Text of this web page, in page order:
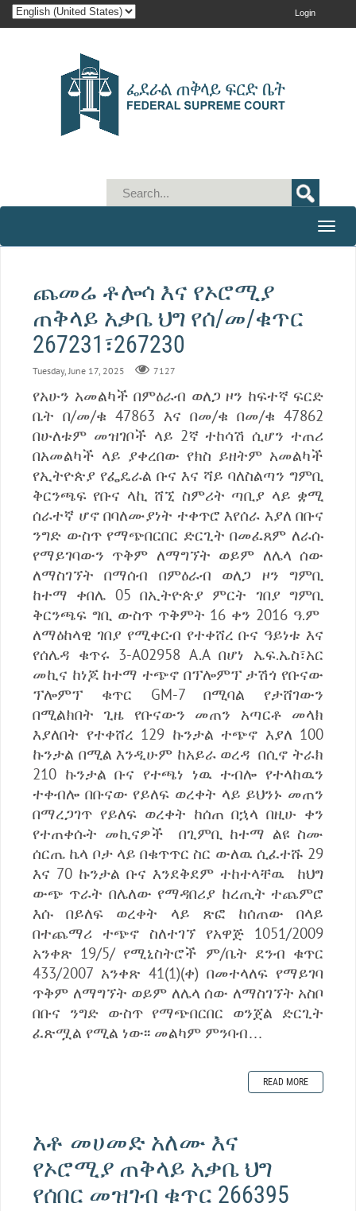
Login
Toggle
ጨመሬ ቶሎሳ እና የኦሮሚያ
ጠቅላይ አቃቤ ህግ የሰ/መ/ቁጥር
267231፣267230
Tuesday, June 17, 2025 7127
የአሁን አመልካች በምዕራብ ወለጋ ዞን ከፍተኛ ፍርድ
ቤት በ/መ/ቁ 47863 እና በመ/ቁ በመ/ቁ 47862
በሁለቱም መዝገቦች ላይ 2ኛ ተከሳሽ ሲሆን ተጠሪ
በአመልካች ላይ ያቀረበው የክስ ይዘትም አመልካች
የኢትዮጵያ የፌዴራል ቡና እና ሻይ ባለስልጣን ግምቢ
ቅርንጫፍ የቡና ላኪ ሸኚ ስምሪት ጣቢያ ላይ ቋሚ
ሰራተኛ ሆኖ በባለሙያነት ተቀጥሮ እየሰራ እያለ በቡና
ንግድ ውስጥ የማጭበርበር ድርጊት በመፈጸም ለራሱ
የማይገባውን ጥቅም ለማግኘት ወይም ለሌላ ሰው
ለማስገኘት በማሰብ በምዕራብ ወለጋ ዞን ግምቢ
ከተማ ቀበሌ 05 በኢትዮጵያ ምርት ገበያ ግምቢ
ቅርንጫፍ ግቢ ውስጥ ጥቅምት 16 ቀን 2016 ዓ.ም
ለማዕከላዊ ገበያ የሚቀርብ የተቀሸረ ቡና ዓይነቱ እና
የሰሌዳ ቁጥሩ 3-A02958 A.A በሆነ ኤፍ.ኤስ፣አር
መኪና ከነጆ ከተማ ተጭኖ በፕሎምፕ ታሽጎ የቡናው
ፕሎምፕ ቁጥር GM-7 በሚባል የታሸገውን
በሚልክበት ጊዜ የቡናውን መጠን አጣርቶ መላክ
እያለበት የተቀሸረ 129 ኩንታል ተጭኖ እያለ 100
ኩንታል በሚል እንዲሁም ከአይራ ወረዳ በሲኖ ትራክ
210 ኩንታል ቡና የተጫነ ነዉ ተብሎ የተላከዉን
ተቀብሎ በቡናው የይለፍ ወረቀት ላይ ይህንኑ መጠን
በማረጋገጥ የይለፍ ወረቀት ከሰጠ በኋላ በዚሁ ቀን
የተጠቀሱት መኪናዎች በጊምቢ ከተማ ልዩ ስሙ
ሰርጤ ኬላ ቦታ ላይ በቁጥጥር ስር ውለዉ ሲፈተሹ 29
እና 70 ኩንታል ቡና እንደቅደም ተከተላቸዉ ከህግ
ውጭ ጥራት በሌለው የማዳበሪያ ከረጢት ተጨምሮ
እሱ በይለፍ ወረቀት ላይ ጽፎ ከሰጠው በላይ
በተጨማሪ ተጭኖ ስለተገኘ የአዋጅ 1051/2009
አንቀጽ 19/5/ የሚኒስትሮች ም/ቤት ደንብ ቁጥር
433/2007 አንቀጽ 41(1)(ቀ) በመተላለፍ የማይገባ
ጥቅም ለማግኘት ወይም ለሌላ ሰው ለማስገኘት አስቦ
በቡና ንግድ ውስጥ የማጭበርበር ወንጀል ድርጊት
ፈጽሟል የሚል ነው፡፡ መልካም ምንባብ…
READ MORE
አቶ መሀመድ አለሙ እና
የኦሮሚያ ጠቅላይ አቃቤ ህግ
የሰበር መዝገብ ቁጥር 266395